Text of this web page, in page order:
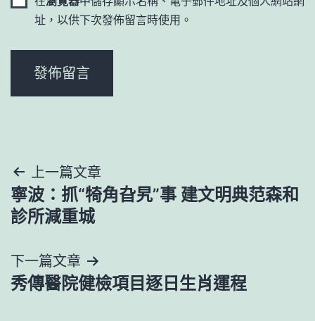
址，以供下次發佈留言時使用。
文
章
覽
上一篇文章
寧波：抓“犄角旮旯”事 建文明典范森和
診所減重城
下一篇文章
秀傳醫院健檢項目逐日生肖運程